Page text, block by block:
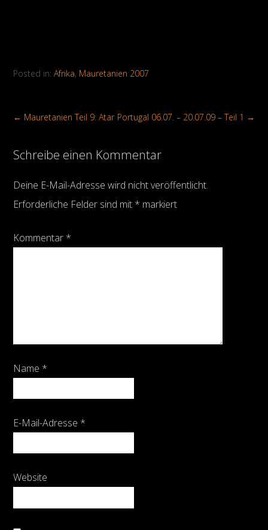
Posted in:Afrika, Mauretanien 2007
← Mauretanien Teil 9: Atar Portugal 06.07. – 20.07.09 – Teil 1 →
Schreibe einen Kommentar
Deine E-Mail-Adresse wird nicht veröffentlicht.
Erforderliche Felder sind mit * markiert
Kommentar *
Name *
E-Mail-Adresse *
Website